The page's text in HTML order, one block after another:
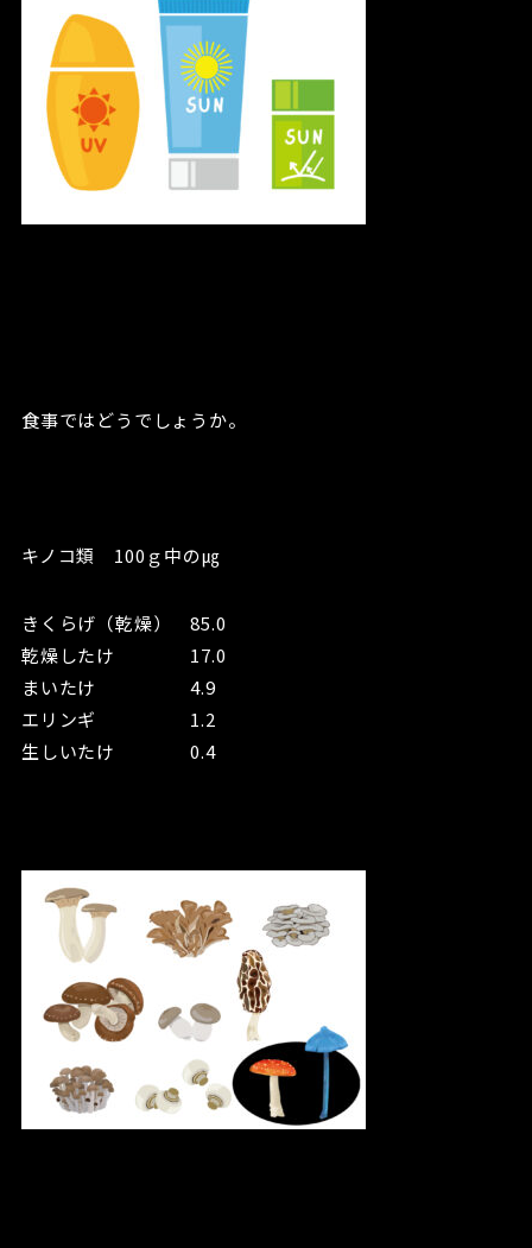
食事ではどうでしょうか。
キノコ類 100ｇ中の㎍
きくらげ（乾燥） 85.0
乾燥したけ 17.0
まいたけ 4.9
エリンギ 1.2
生しいたけ 0.4